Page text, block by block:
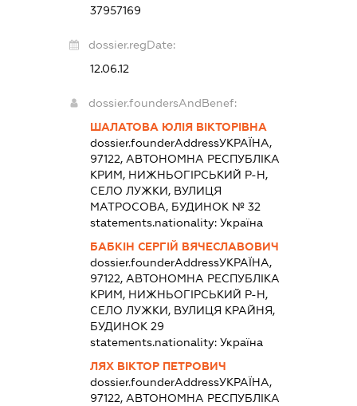
37957169
dossier.regDate:
12.06.12
dossier.foundersAndBenef:
ШАЛАТОВА ЮЛІЯ ВІКТОРІВНА
dossier.founderAddressУКРАЇНА,
97122, АВТОНОМНА РЕСПУБЛІКА
КРИМ, НИЖНЬОГІРСЬКИЙ Р-Н,
СЕЛО ЛУЖКИ, ВУЛИЦЯ
МАТРОСОВА, БУДИНОК № 32
statements.nationality:Україна
БАБКІН СЕРГІЙ ВЯЧЕСЛАВОВИЧ
dossier.founderAddressУКРАЇНА,
97122, АВТОНОМНА РЕСПУБЛІКА
КРИМ, НИЖНЬОГІРСЬКИЙ Р-Н,
СЕЛО ЛУЖКИ, ВУЛИЦЯ КРАЙНЯ,
БУДИНОК 29
statements.nationality:Україна
ЛЯХ ВІКТОР ПЕТРОВИЧ
dossier.founderAddressУКРАЇНА,
97122, АВТОНОМНА РЕСПУБЛІКА